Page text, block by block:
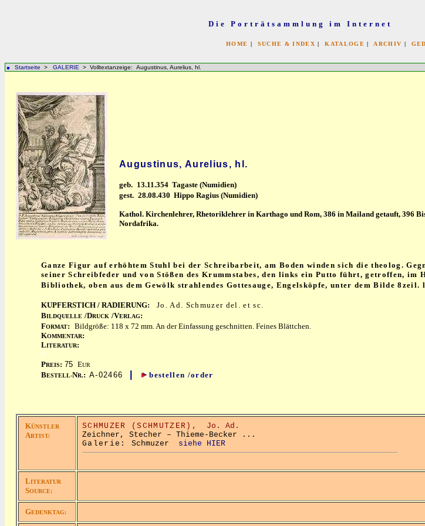
Die Porträtsammlung im Internet
HOME | SUCHE & INDEX |KATALOGE | ARCHIV |
Startseite > GALERIE > Volltextanzeige: Augustinus, Aurelius, hl.
Augustinus, Aurelius, hl.
geb. 13.11.354 Tagaste (Numidien)
gest. 28.08.430 Hippo Ragius (Numidien)
Kathol. Kirchenlehrer, Rhetoriklehrer in Karthago und Rom, 386 in Mailand getauft, 396
Nordafrika.
Ganze Figur auf erhöhtem Stuhl bei der Schreibarbeit, am Boden winden sich die theolog.
seiner Schreibfeder und von Stößen des Krummstabes, den links ein Putto führt, getroffen, im
Bibliothek, oben aus dem Gewölk strahlendes Gottesauge, Engelsköpfe, unter dem Bilde 8zeil.
KUPFERSTICH / RADIERUNG:
Jo. Ad. Schmuzer del. et sc.
BILDQUELLE /DRUCK /VERLAG:
FORMAT: Bildgröße: 118 x 72 mm. An der Einfassung geschnitten. Feines Blättchen.
KOMMENTAR:
LITERATUR:
x
PREIS: 75 EUR
BESTELL-NR.: A-02466 | bestellen /order
KÜNSTLER
ARTIST:
SCHMUZER (SCHMUTZER),
Jo. Ad.
Zeichner, Stecher – Thieme-Becker ...
Galerie: Schmuzer siehe HIER
LITERATUR
SOURCE:
GEDENKTAG: